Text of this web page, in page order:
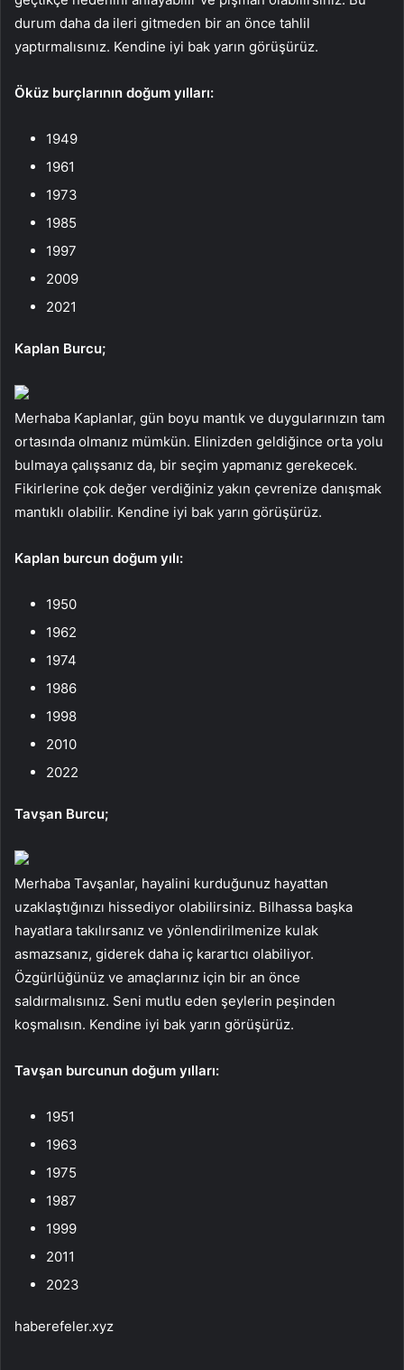
durum daha da ileri gitmeden bir an önce tahlil
yaptırmalısınız. Kendine iyi bak yarın görüşürüz.
Öküz burçlarının doğum yılları:
1949
1961
1973
1985
1997
2009
2021
Kaplan Burcu;
Merhaba Kaplanlar, gün boyu mantık ve duygularınızın tam
ortasında olmanız mümkün. Elinizden geldiğince orta yolu
bulmaya çalışsanız da, bir seçim yapmanız gerekecek.
Fikirlerine çok değer verdiğiniz yakın çevrenize danışmak
mantıklı olabilir. Kendine iyi bak yarın görüşürüz.
Kaplan burcun doğum yılı:
1950
1962
1974
1986
1998
2010
2022
Tavşan Burcu;
Merhaba Tavşanlar, hayalini kurduğunuz hayattan
uzaklaştığınızı hissediyor olabilirsiniz. Bilhassa başka
hayatlara takılırsanız ve yönlendirilmenize kulak
asmazsanız, giderek daha iç karartıcı olabiliyor.
Özgürlüğünüz ve amaçlarınız için bir an önce
saldırmalısınız. Seni mutlu eden şeylerin peşinden
koşmalısın. Kendine iyi bak yarın görüşürüz.
Tavşan burcunun doğum yılları:
1951
1963
1975
1987
1999
2011
2023
haberefeler.xyz